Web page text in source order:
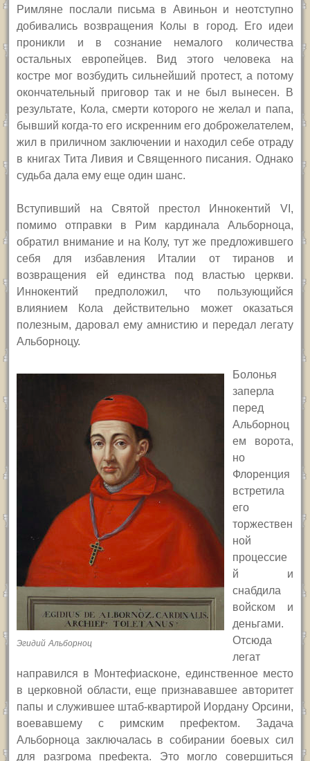
Римляне послали письма в Авиньон и неотступно
добивались возвращения Колы в город. Его идеи
проникли и в сознание немалого количества
остальных европейцев. Вид этого человека на
костре мог возбудить сильнейший протест, а потому
окончательный приговор так и не был вынесен. В
результате, Кола, смерти которого не желал и папа,
бывший когда-то его искренним его доброжелателем,
жил в приличном заключении и находил себе отраду
в книгах Тита Ливия и Священного писания. Однако
судьба дала ему еще один шанс.
Вступивший на Святой престол Иннокентий VI,
помимо отправки в Рим кардинала Альборноца,
обратил внимание и на Колу, тут же предложившего
себя для избавления Италии от тиранов и
возвращения ей единства под властью церкви.
Иннокентий предположил, что пользующийся
влиянием Кола действительно может оказаться
полезным, даровал ему амнистию и передал легату
Альборноцу.
Эгидий Альборноц
Болонья
заперла
перед
Альборноц
ем ворота,
но
Флоренция
встретила
его
торжествен
ной
процессие
й и
снабдила
войском и
деньгами.
Отсюда
легат
направился в Монтефиасконе, единственное место
в церковной области, еще признававшее авторитет
папы и служившее штаб-квартирой Иордану Орсини,
воевавшему с римским префектом. Задача
Альборноца заключалась в собирании боевых сил
для разгрома префекта. Это могло совершиться